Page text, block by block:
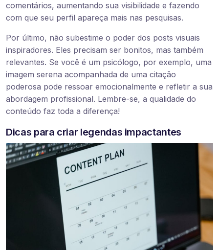
comentários, aumentando sua visibilidade e fazendo
com que seu perfil apareça mais nas pesquisas.
Por último, não subestime o poder dos posts visuais
inspiradores. Eles precisam ser bonitos, mas também
relevantes. Se você é um psicólogo, por exemplo, uma
imagem serena acompanhada de uma citação
poderosa pode ressoar emocionalmente e refletir a sua
abordagem profissional. Lembre-se, a qualidade do
conteúdo faz toda a diferença!
Dicas para criar legendas impactantes